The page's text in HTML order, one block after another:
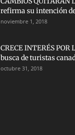
refirma su intención
noviembre 1, 2018
CRECE INTERÉS POR
busca de turistas
octubre 31, 2018